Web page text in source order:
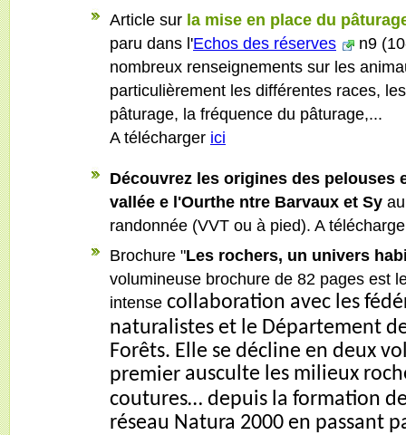
Article sur la mise en place du
paru dans l'Echos des réserves
n9
nombreux renseignements sur les
particulièrement les différentes races,
pâturage, la fréquence du pâturage,...
A télécharger ici
Découvrez les origines des pelouses
vallée e l'Ourthe ntre Barvaux et Sy
randonnée (VVT ou à pied). A
Brochure "Les rochers, un univers
volumineuse brochure de 82 pages est
intense collaboration avec les
naturalistes et le Département
Forêts. Elle se décline en deux
premier ausculte les milieux
coutures… depuis la formation
réseau Natura 2000 en passant